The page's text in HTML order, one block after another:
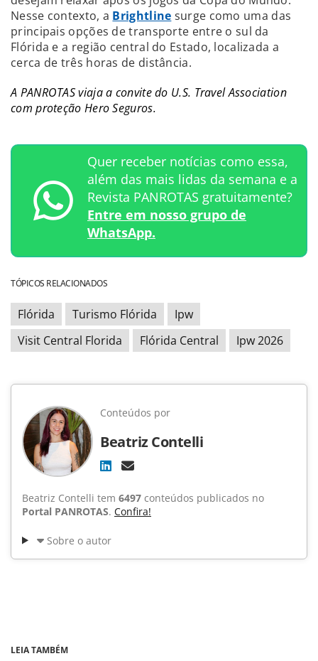
Nesse contexto, a Brightline surge como uma das
principais opções de transporte entre o sul da
Flórida e a região central do Estado, localizada a
cerca de três horas de distância.
A PANROTAS viaja a convite do U.S. Travel Association
com proteção Hero Seguros.
Quer receber notícias como essa,
além das mais lidas da semana e a
Revista PANROTAS gratuitamente?
Entre em nosso grupo de
WhatsApp.
TÓPICOS RELACIONADOS
Flórida Turismo Flórida
Ipw
Visit Central Florida
Flórida Central Ipw 2026
Conteúdos por
Beatriz Contelli
Beatriz Contelli tem 6497 conteúdos publicados no
Portal PANROTAS. Confira!
Sobre o autor
LEIA TAMBÉM